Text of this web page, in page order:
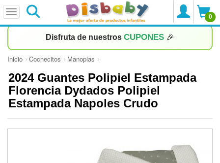
0
Disfruta de nuestros CUPONES 🎉
Inicio Cochecitos Manoplas
2024 Guantes Polipiel Estampada
Florencia Dydados Polipiel
Estampada Napoles Crudo